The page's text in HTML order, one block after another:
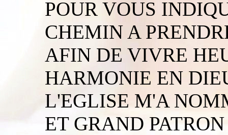
POUR VOUS
CHEMIN A
AFIN DE VIVRE
HARMONIE EN
L'EGLISE M'A
ET GRAND